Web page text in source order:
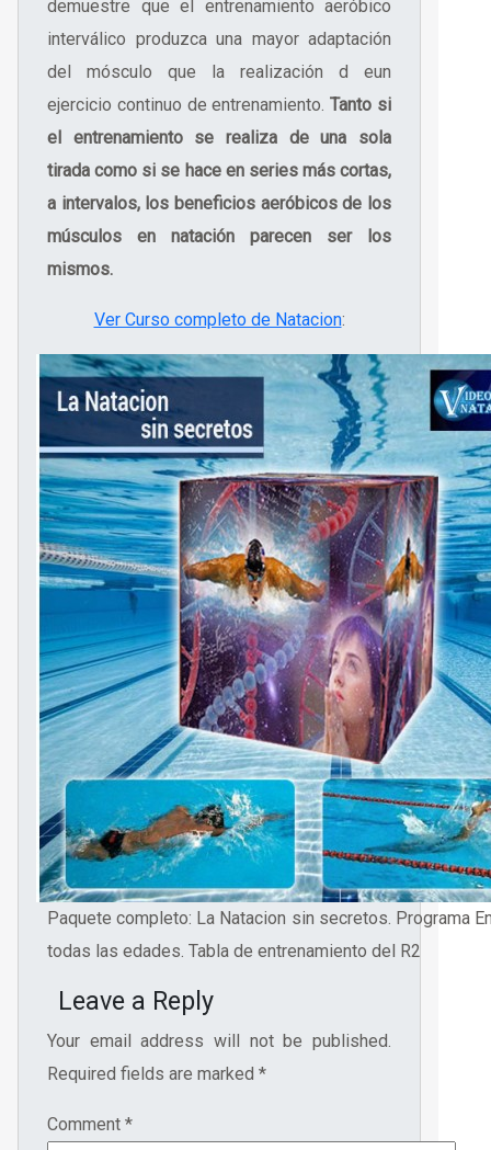
demuestre que el entrenamiento aeróbico
interválico produzca una mayor adaptación
del mósculo que la realización d eun
ejercicio continuo de entrenamiento.Tanto si
el entrenamiento se realiza de una sola
tirada como si se hace en series más cortas,
a intervalos, los beneficios aeróbicos de los
músculos en natación parecen ser los
mismos.
Ver Curso completo de Natacion:
Paquete completo: La Natacion sin secretos. Programa
todas las edades. Tabla de entrenamiento del R2
Leave a Reply
Your email address will not be published.
Required fields are marked *
Comment *